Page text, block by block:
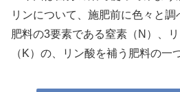
リンについて、施肥前に色々と
肥料の3要素である窒素（N）、
（K）の、リン酸を補う肥料の一